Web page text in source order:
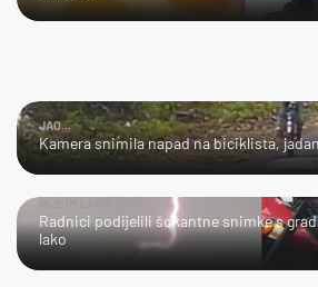
JAO...
Kamera snimila napad na biciklista,
Radnici podijelili šokantne snimke s
lako